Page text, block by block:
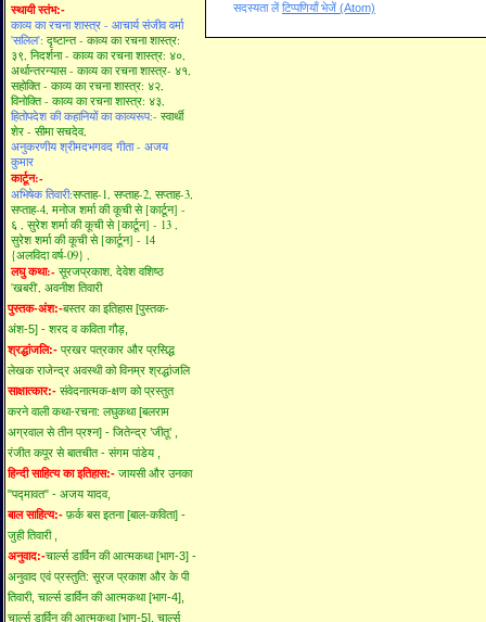
स्थायी स्तंभ:-
काव्य का रचना शास्त्र - आचार्य संजीव वर्मा
'सलिल': दृष्टान्त - काव्य का रचना शास्त्र:
३९, निदर्शना - काव्य का रचना शास्त्र: ४०,
अर्थान्तरन्यास - काव्य का रचना शास्त्र- ४१,
सहोक्ति - काव्य का रचना शास्त्र: ४२,
विनोक्ति - काव्य का रचना शास्त्र: ४३,
हितोपदेश की कहानियों का काव्यरूप:- स्वार्थी
शेर - सीमा सचदेव,
अनुकरणीय श्रीमदभगवद गीता - अजय
कुमार
कार्टून:-
अभिषेक तिवारी:सप्ताह-1, सप्ताह-2, सप्ताह-3,
सप्ताह-4, मनोज शर्मा की कूची से [कार्टून] -
६ , सुरेश शर्मा की कूची से [कार्टून] - 13 ,
सुरेश शर्मा की कूची से [कार्टून] - 14
{अलविदा वर्ष-09} ,
लघु कथा:- सूरजप्रकाश, देवेश वशिष्ठ
'खबरी', अवनीश तिवारी
पुस्तक-अंश:-बस्तर का इतिहास [पुस्तक-
अंश-5] - शरद व कविता गौड़,
श्रद्धांजलि:- प्रखर पत्रकार और प्रसिद्ध
लेखक राजेन्द्र अवस्थी को विनम्र श्रद्धांजलि
साक्षात्कार:- संवेदनात्मक-क्षण को प्रस्तुत
करने वाली कथा-रचना: लघुकथा [बलराम
अग्रवाल से तीन प्रश्न] - जितेन्द्र ’जीतू’ ,
रंजीत कपूर से बातचीत - संगम पांडेय ,
हिन्दी साहित्य का इतिहास:- जायसी और उनका
"पद्मावत" - अजय यादव,
बाल साहित्य:- फ़र्क बस इतना [बाल-कविता] -
जुही तिवारी ,
अनुवाद:-चार्ल्स डार्विन की आत्मकथा [भाग-3] -
अनुवाद एवं प्रस्तुति: सूरज प्रकाश और के पी
तिवारी, चार्ल्स डार्विन की आत्मकथा [भाग-4],
चार्ल्स डार्विन की आत्मकथा [भाग-5], चार्ल्स
सदस्यता लेंटिप्पणियाँ भेजें (Atom)